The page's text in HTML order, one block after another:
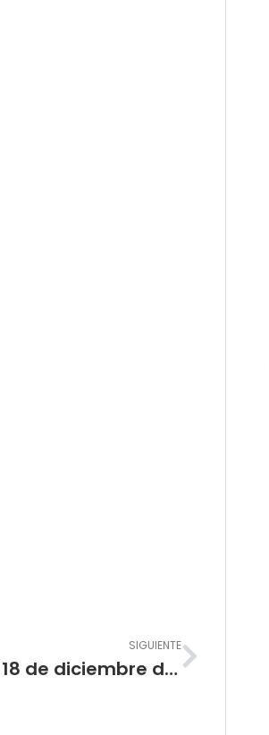
SIGUIENTE
Comunicado 008 del 18 de diciembre de 2023 cupos
Next